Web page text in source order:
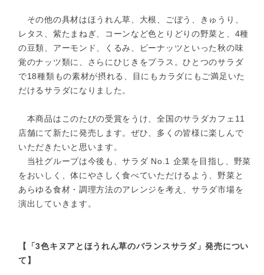
その他の具材はほうれん草、大根、ごぼう、きゅうり、
レタス、紫たまねぎ、コーンなど色とりどりの野菜と、4種
の豆類、アーモンド、くるみ、ピーナッツといった秋の味
覚のナッツ類に、さらにひじきをプラス。ひとつのサラダ
で18種類もの素材が摂れる、目にもカラダにもご満足いた
だけるサラダになりました。
本商品はこのたびの受賞をうけ、全国のサラダカフェ11
店舗にて新たに発売します。ぜひ、多くの皆様に楽しんで
いただきたいと思います。
当社グループは今後も、サラダ No.1 企業を目指し、野菜
をおいしく、体にやさしく食べていただけるよう、野菜と
あらゆる食材・調理方法のアレンジを考え、サラダ市場を
演出していきます。
【「3色キヌアとほうれん草のバランスサラダ」発売につい
て】